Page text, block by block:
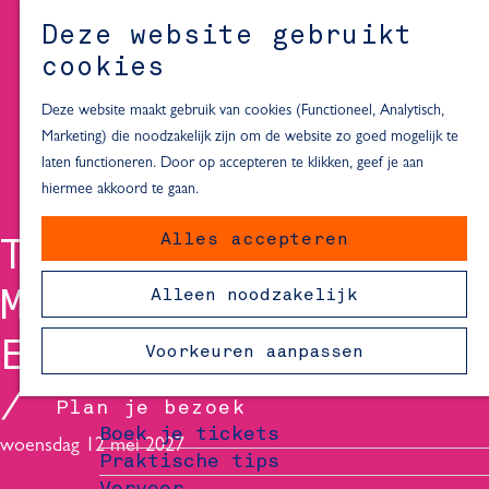
Deze website gebruikt
cookies
Deze website maakt gebruik van cookies (Functioneel, Analytisch,
Marketing) die noodzakelijk zijn om de website zo goed mogelijk te
laten functioneren. Door op accepteren te klikken, geef je aan
hiermee akkoord te gaan.
Alles accepteren
Alleen noodzakelijk
Voorkeuren aanpassen
M
e
n
u
Inspiratie voor een dagje Delft
Dagje naar het strand
Fietsen in de omgeving van Delft
Must-see attracties in de buurt
van Delft
Blijven slapen
24 uur in Delft
48 uur in Delft
72 uur in Delft
Overnachtingslocaties in Delft
Plan je bezoek
Boek je tickets
Praktische tips
TONEELGROEP
MAASTRICHT - DE
ERFENIS
woensdag 12 mei 2027